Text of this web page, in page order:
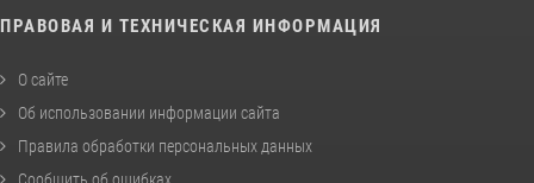
ПРАВОВАЯ И ТЕХНИЧЕСКАЯ ИНФОРМАЦИЯ
О сайте
Об использовании информации сайта
Правила обработки персональных данных